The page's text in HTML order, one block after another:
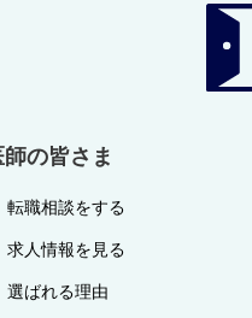
師の皆さま
転職相談をする
求人情報を見る
選ばれる理由